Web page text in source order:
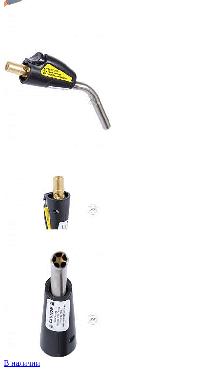
В наличии